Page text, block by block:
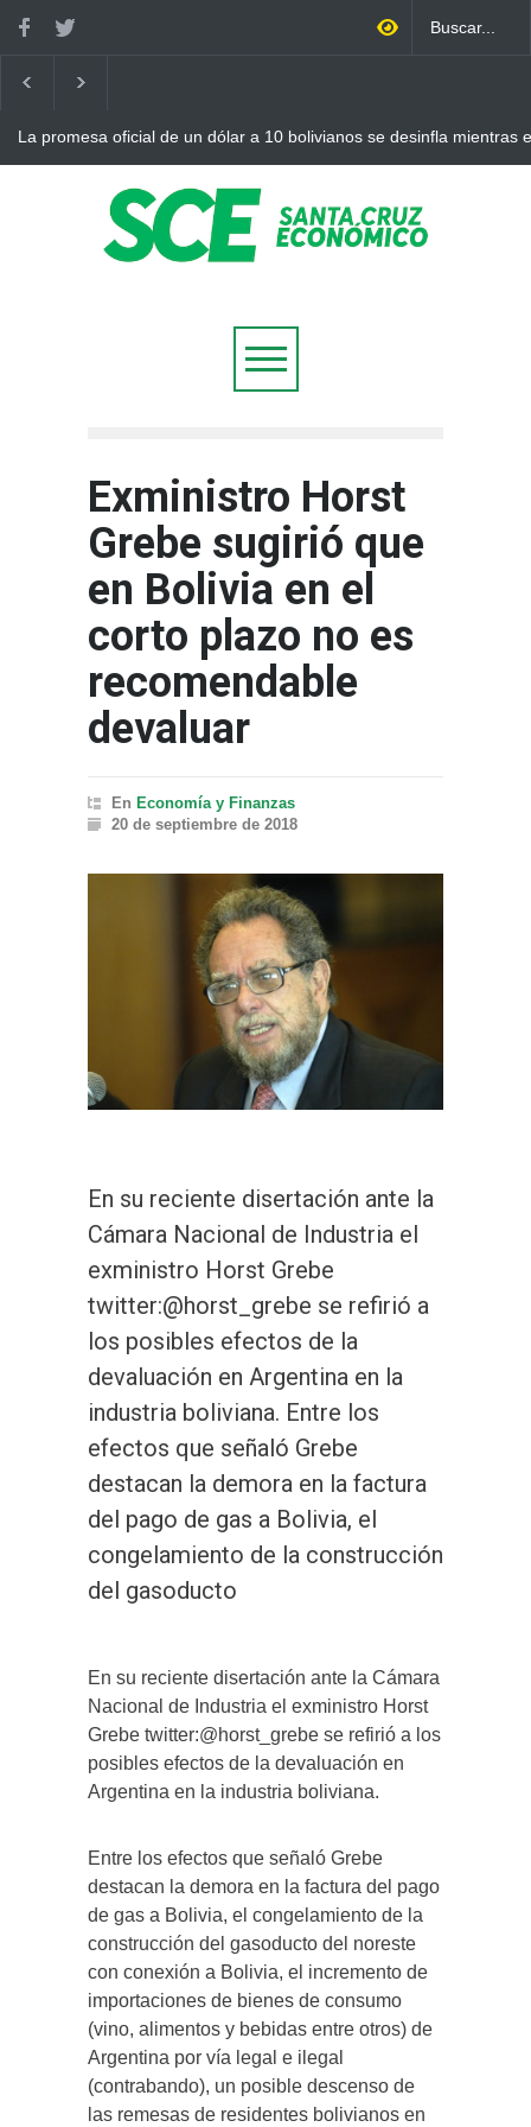
La promesa oficial de un dólar a 10 bolivianos se desinfla mientras
Exministro Horst
Grebe sugirió que
en Bolivia en el
corto plazo no es
recomendable
devaluar
En Economía y Finanzas
20 de septiembre de 2018
En su reciente disertación ante la
Cámara Nacional de Industria el
exministro Horst Grebe
twitter:@horst_grebe se refirió a
los posibles efectos de la
devaluación en Argentina en la
industria boliviana. Entre los
efectos que señaló Grebe
destacan la demora en la factura
del pago de gas a Bolivia, el
congelamiento de la construcción
del gasoducto
En su reciente disertación ante la Cámara
Nacional de Industria el exministro Horst
Grebe twitter:@horst_grebe se refirió a los
posibles efectos de la devaluación en
Argentina en la industria boliviana.
Entre los efectos que señaló Grebe
destacan la demora en la factura del pago
de gas a Bolivia, el congelamiento de la
construcción del gasoducto del noreste
con conexión a Bolivia, el incremento de
importaciones de bienes de consumo
(vino, alimentos y bebidas entre otros) de
Argentina por vía legal e ilegal
(contrabando), un posible descenso de
las remesas de residentes bolivianos en